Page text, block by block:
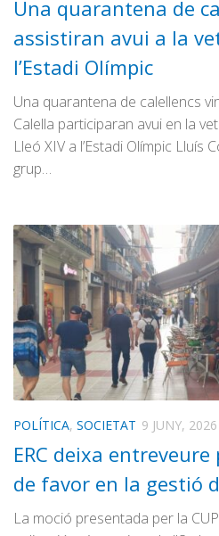
Una quarantena de
assistiran avui a la
l’Estadi Olímpic
Una quarantena de calellencs
Calella participaran avui en la
Lleó XIV a l’Estadi Olímpic Lluís
grup…
POLÍTICA, SOCIETAT 9 JUNY, 2026
ERC deixa
de favor en la gestió
La moció presentada per la